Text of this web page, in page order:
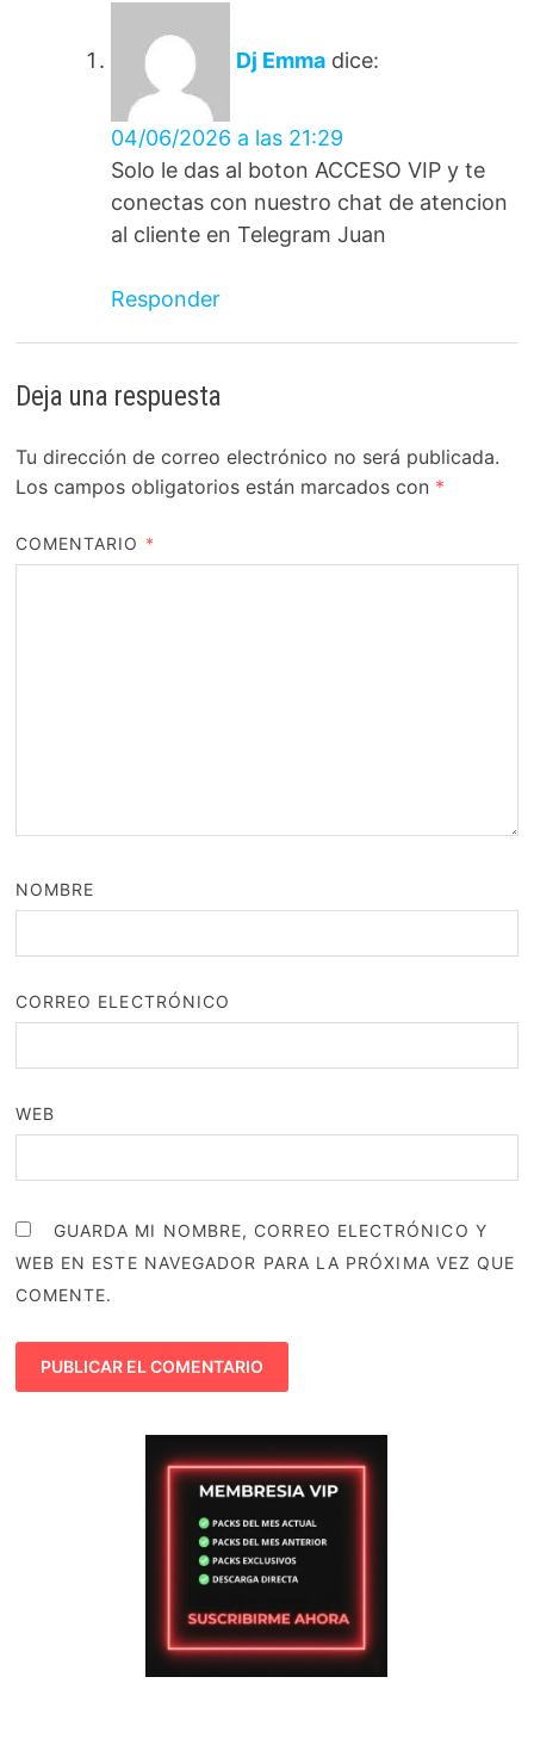
Dj Emma dice:
04/06/2026 a las 21:29
Solo le das al boton ACCESO VIP y te
conectas con nuestro chat de atencion
al cliente en Telegram Juan
Responder
Deja una respuesta
Tu dirección de correo electrónico no será publicada.
Los campos obligatorios están marcados con *
COMENTARIO *
NOMBRE
CORREO ELECTRÓNICO
WEB
GUARDA MI NOMBRE, CORREO ELECTRÓNICO Y
WEB EN ESTE NAVEGADOR PARA LA PRÓXIMA VEZ QUE
COMENTE.